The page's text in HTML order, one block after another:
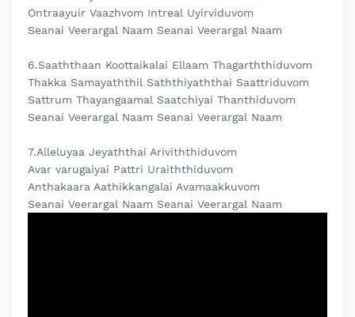
Ontraayuir Vaazhvom Intreal Uyirviduvom
Seanai Veerargal Naam Seanai Veerargal Naam
6.Saaththaan Koottaikalai Ellaam Thagarththiduvom
Thakka Samayaththil Saththiyaththai Saattriduvom
Sattrum Thayangaamal Saatchiyai Thanthiduvom
Seanai Veerargal Naam Seanai Veerargal Naam
7.Alleluyaa Jeyaththai Ariviththiduvom
Avar varugaiyai Pattri Uraiththiduvom
Anthakaara Aathikkangalai Avamaakkuvom
Seanai Veerargal Naam Seanai Veerargal Naam